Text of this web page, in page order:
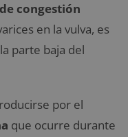
congestión
en la vulva, es
parte baja del
por el
que ocurre durante